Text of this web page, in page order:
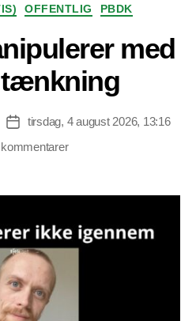
OFFENTLIG PBDK
med
Indlægsdato
tirsdag, 4 august 2026, 13:16
til
med
tænkning